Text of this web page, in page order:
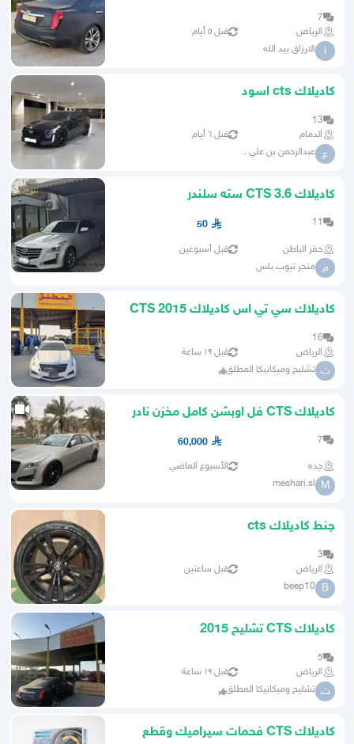
7
الرياض
قبل ٥ أيام
ا الارزاق بيد الله
كاديلاك cts اسود
13
الدمام
قبل ٦ أيام
ع عبدالرحمن بن علي ..
كاديلاك CTS 3.6 سته سلندر
11
50
حفر الباطن قبل أسبوعين
م متجر تيوب بلس
كاديلاك سي تي اس كاديلاك CTS 2015
16
الرياض
قبل ١٩ ساعة
ت تشليح وميكانيكا المطلق
كاديلاك CTS فل اوبشن كامل مخزن نادر
7
60,000
جده الأسبوع الماضي
M
meshari.sl
جنط كاديلاك cts
3
الرياض
قبل ساعتين
B
beep10
كاديلاك CTS تشليح 2015
5
الرياض
قبل ١٩ ساعة
ت تشليح وميكانيكا المطلق
كاديلاك CTS فحمات سيراميك وقطع